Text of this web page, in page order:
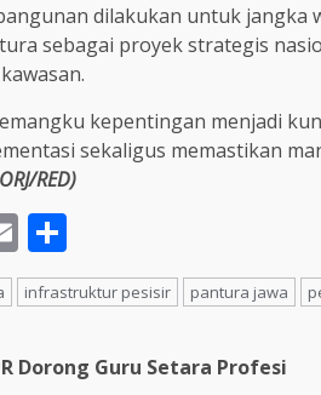
dilakukan untuk
sebagai proyek strategis
kepentingan menjadi
sekaligus memastikan
RED)
Email
infrastruktur pesisir pantura jawa
Dorong Guru Setara Profesi